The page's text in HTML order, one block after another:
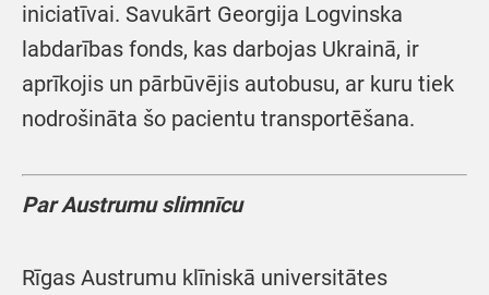
iniciatīvai. Savukārt Georgija Logvinska
labdarības fonds, kas darbojas Ukrainā, ir
aprīkojis un pārbūvējis autobusu, ar kuru tiek
nodrošināta šo pacientu transportēšana.
Par Austrumu slimnīcu
Rīgas Austrumu klīniskā universitātes